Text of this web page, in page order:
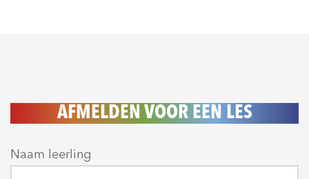
AFMELDEN VOOR EEN LES
Naam leerling